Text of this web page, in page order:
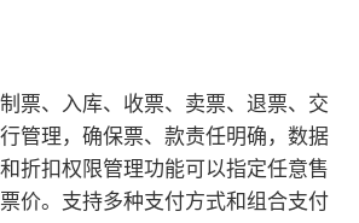
票、入库、收票、卖票、退票、交
管理，确保票、款责任明确，数据
折扣权限管理功能可以指定任意售
价。支持多种支付方式和组合支付